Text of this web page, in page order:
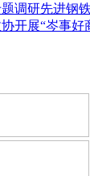
调研先进钢
开展“岑事好